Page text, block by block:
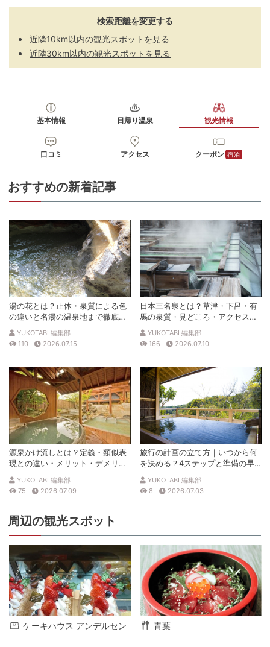
検索距離を変更する
近隣10km以内の観光スポットを見る
近隣30km以内の観光スポットを見る
基本情報 日帰り温泉 観光情報
口コミ アクセス クーポン 宿泊
おすすめの新着記事
湯の花とは？正体・泉質による色
の違いと名湯の温泉地まで徹底解
説
YUKOTABI 編集部
110
2026.07.15
日本三名泉とは？草津・下呂・有
馬の泉質・見どころ・アクセスを
徹底解説
YUKOTABI 編集部
166
2026.07.10
源泉かけ流しとは？定義・類似表
現との違い・メリット・デメリッ
トを解説
YUKOTABI 編集部
75
2026.07.09
旅行の計画の立て方｜いつから何
を決める？4ステップと準備の早
見表
YUKOTABI 編集部
8
2026.07.03
周辺の観光スポット
ケーキハウス アンデルセン 青葉